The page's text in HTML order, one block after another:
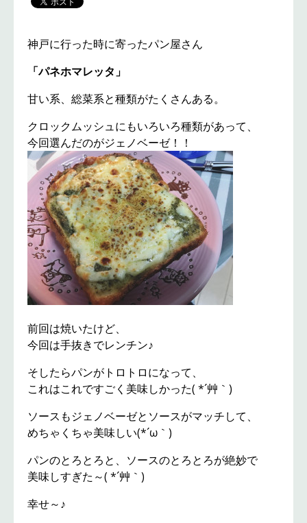
神戸に行った時に寄ったパン屋さん
「パネホマレッタ」
甘い系、総菜系と種類がたくさんある。
クロックムッシュにもいろいろ種類があって、
今回選んだのがジェノベーゼ！！
前回は焼いたけど、
今回は手抜きでレンチン♪
そしたらパンがトロトロになって、
これはこれですごく美味しかった( *´艸｀)
ソースもジェノベーゼとソースがマッチして、
めちゃくちゃ美味しい(*´ω｀)
パンのとろとろと、ソースのとろとろが絶妙で
美味しすぎた～( *´艸｀)
幸せ～♪